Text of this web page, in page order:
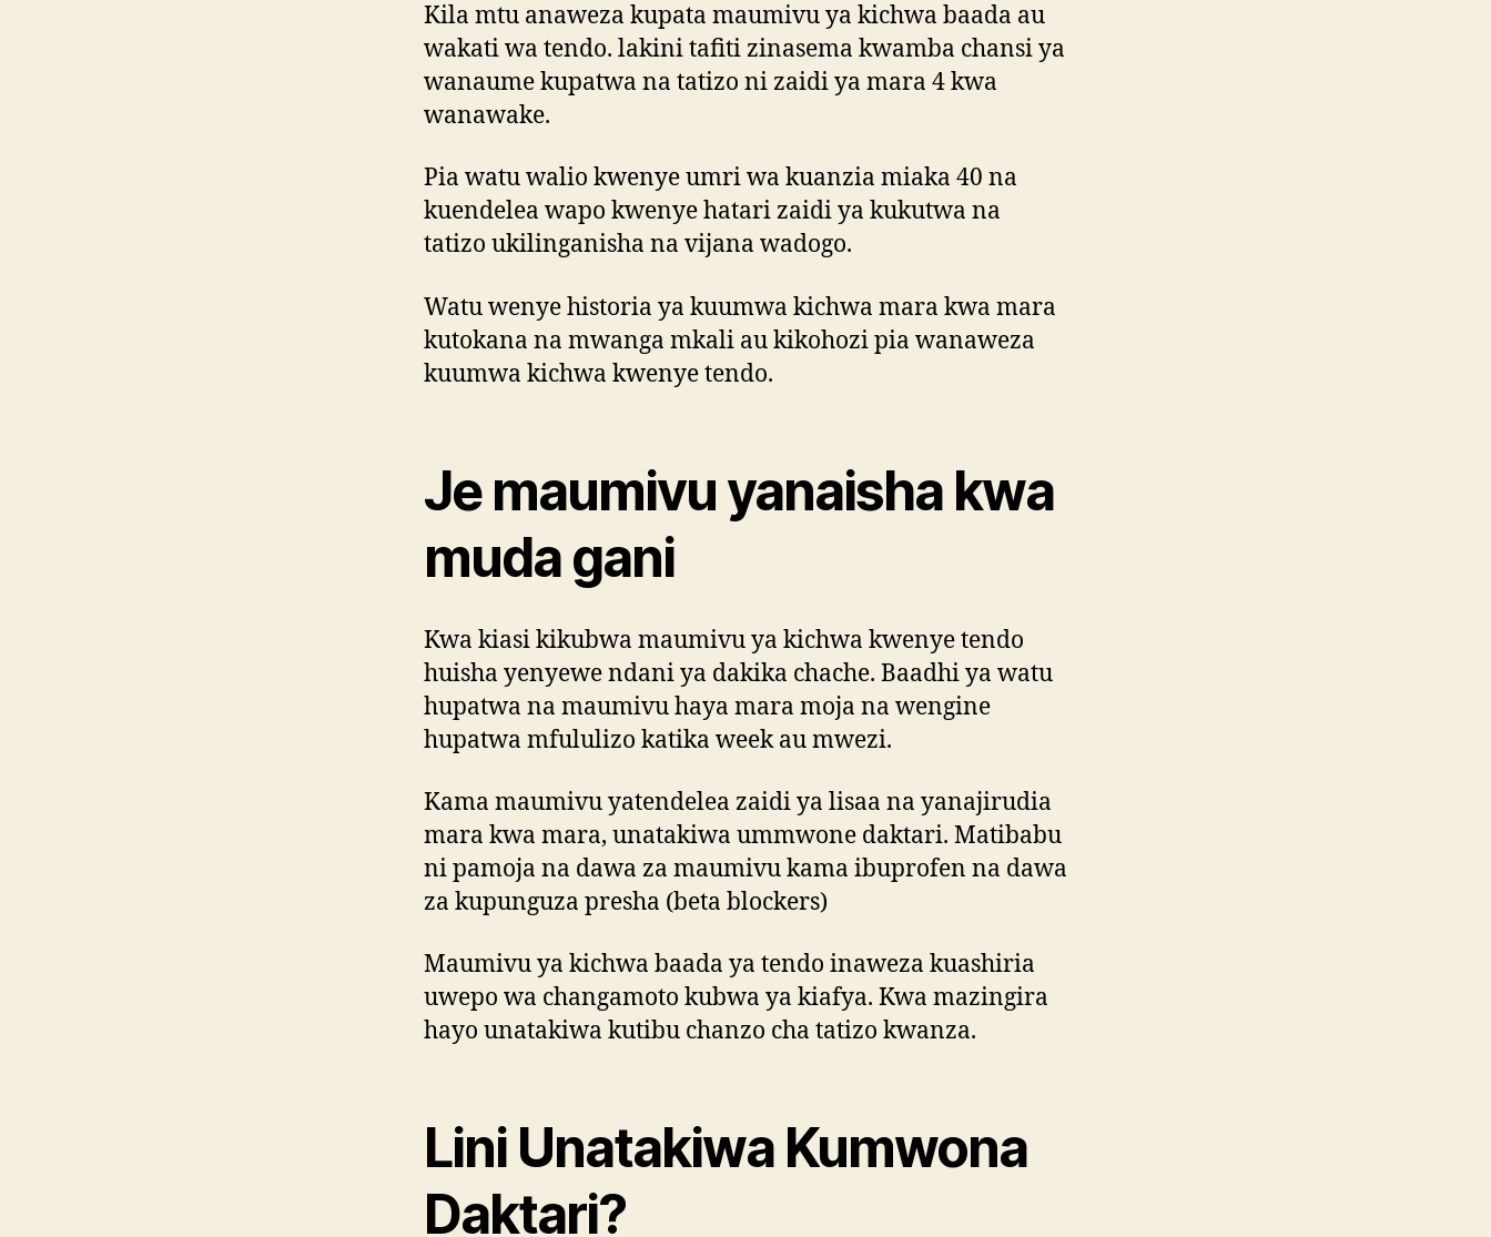
Kila mtu anaweza kupata maumivu ya kichwa baada au
wakati wa tendo. lakini tafiti zinasema kwamba chansi ya
wanaume kupatwa na tatizo ni zaidi ya mara 4 kwa
wanawake.
Pia watu walio kwenye umri wa kuanzia miaka 40 na
kuendelea wapo kwenye hatari zaidi ya kukutwa na
tatizo ukilinganisha na vijana wadogo.
Watu wenye historia ya kuumwa kichwa mara kwa mara
kutokana na mwanga mkali au kikohozi pia wanaweza
kuumwa kichwa kwenye tendo.
Je maumivu yanaisha kwa
muda gani
Kwa kiasi kikubwa maumivu ya kichwa kwenye tendo
huisha yenyewe ndani ya dakika chache. Baadhi ya watu
hupatwa na maumivu haya mara moja na wengine
hupatwa mfululizo katika week au mwezi.
Kama maumivu yatendelea zaidi ya lisaa na yanajirudia
mara kwa mara, unatakiwa ummwone daktari. Matibabu
ni pamoja na dawa za maumivu kama ibuprofen na dawa
za kupunguza presha (beta blockers)
Maumivu ya kichwa baada ya tendo inaweza kuashiria
uwepo wa changamoto kubwa ya kiafya. Kwa mazingira
hayo unatakiwa kutibu chanzo cha tatizo kwanza.
Lini Unatakiwa Kumwona
Daktari?